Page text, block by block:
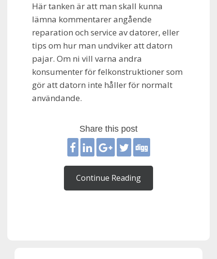
Här tanken är att man skall kunna
lämna kommentarer angående
reparation och service av datorer, eller
tips om hur man undviker att datorn
pajar. Om ni vill varna andra
konsumenter för felkonstruktioner som
gör att datorn inte håller för normalt
användande.
Share this post
Continue Reading